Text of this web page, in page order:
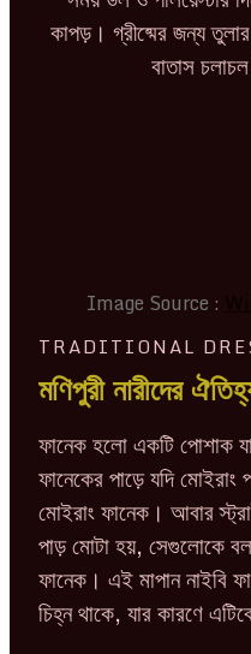
কাপড়। গ্রীষ্মের জন্য
বাতাস
Image Source :
TRADITIONAL
মণিপুরী নারীদের
ফানেক হলো একটি পোশাক
ফানেকের পাড়ে যদি
মোইরাং ফানেক। আবার
পাড় মোটা হয়, সেগুলোকে
ফানেক। এই মাপান নাইবি
চিহ্ন থাকে, যার কারণে